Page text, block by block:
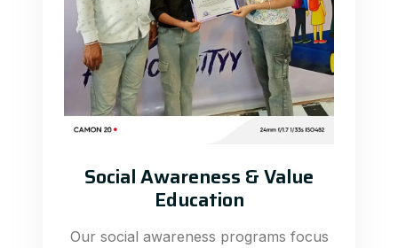
Social Awareness & Value
Education
Our social awareness programs focus